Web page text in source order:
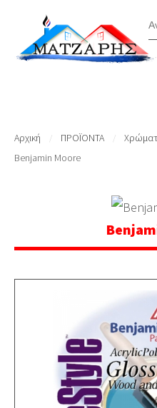
Αρχική ΠΡΟΪΟΝΤΑ
Benjamin Moore